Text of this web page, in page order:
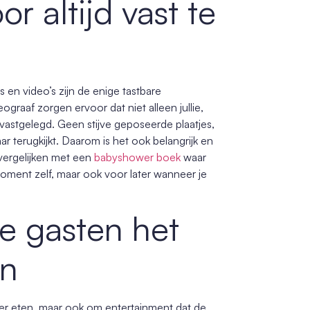
altijd vast te
video’s zijn de enige tastbare
zorgen ervoor dat niet alleen jullie,
Geen stijve geposeerde plaatjes,
terugkijkt. Daarom is het ook belangrijk en
met een babyshower boek waar
zelf, maar ook voor later wanneer je
gasten het
eten, maar ook om entertainment dat de